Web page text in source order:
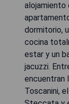
alojamiento
dormitorio,
cocina
estar y un
jacuzzi.
encuentran
Toscanini,